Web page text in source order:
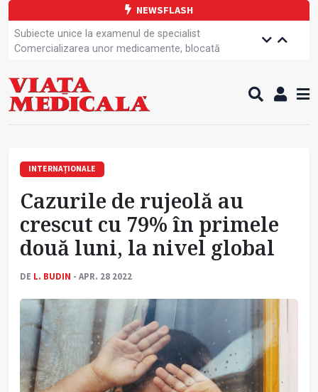
NEWSFLASH
Subiecte unice la examenul de specialist
Comercializarea unor medicamente, blocată
Cum gestionăm jet lag-ul- sfaturi de la specialiști
Care este legătura dintre oboseala mintală și
caniculă?
Alăptarea, esențială pentru sănătatea mamei și
Cartea electronică de identitate, noul card de
Copiii europeni, într-o formă fizică tot mai proastă
PRIMER: Întreruperea energiei în fabrici ar pune
pacienții în pericol
INTERNAȚIONALE
Cazurile de rujeolă au
crescut cu 79% în primele
două luni, la nivel global
DE L. BUDIN - APR. 28 2022